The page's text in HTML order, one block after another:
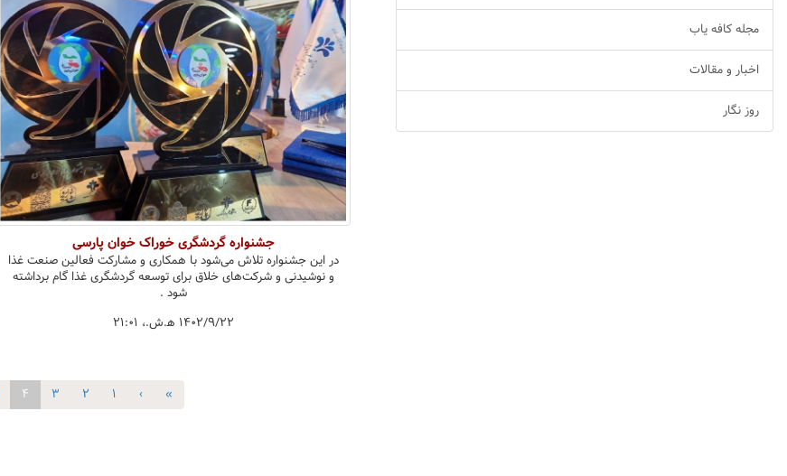
مجله کافه یاب
اخبار و مقالات
روز نگار
جشنواره گردشگری خوراک خوان پارسی
در این جشنواره تلاش می‌شود با همکاری و مشارکت فعالین صنعت‌ غذا
و نوشیدنی و شرکت‌های خلاق برای توسعه گردشگری غذا گام برداشته
شود .
۱۴۰۲/۹/۲۲ ه‍.ش.،‏ ۲۱:۰۱
«
‹ ۱ ۲ ۳ ۴